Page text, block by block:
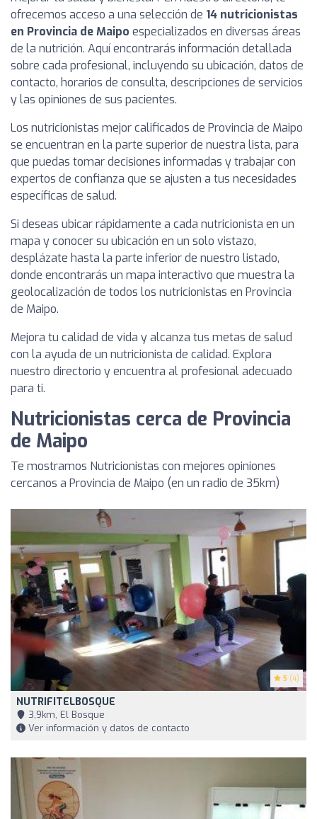
ofrecemos acceso a una selección de 14 nutricionistas
en Provincia de Maipo especializados en diversas áreas
de la nutrición. Aquí encontrarás información detallada
sobre cada profesional, incluyendo su ubicación, datos de
contacto, horarios de consulta, descripciones de servicios
y las opiniones de sus pacientes.
Los nutricionistas mejor calificados de Provincia de Maipo
se encuentran en la parte superior de nuestra lista, para
que puedas tomar decisiones informadas y trabajar con
expertos de confianza que se ajusten a tus necesidades
específicas de salud.
Si deseas ubicar rápidamente a cada nutricionista en un
mapa y conocer su ubicación en un solo vistazo,
desplázate hasta la parte inferior de nuestro listado,
donde encontrarás un mapa interactivo que muestra la
geolocalización de todos los nutricionistas en Provincia
de Maipo.
Mejora tu calidad de vida y alcanza tus metas de salud
con la ayuda de un nutricionista de calidad. Explora
nuestro directorio y encuentra al profesional adecuado
para ti.
Nutricionistas cerca de Provincia
de Maipo
Te mostramos Nutricionistas con mejores opiniones
cercanos a Provincia de Maipo (en un radio de 35km)
5 (4)
NUTRIFITELBOSQUE
3,9km, El Bosque
Ver información y datos de contacto